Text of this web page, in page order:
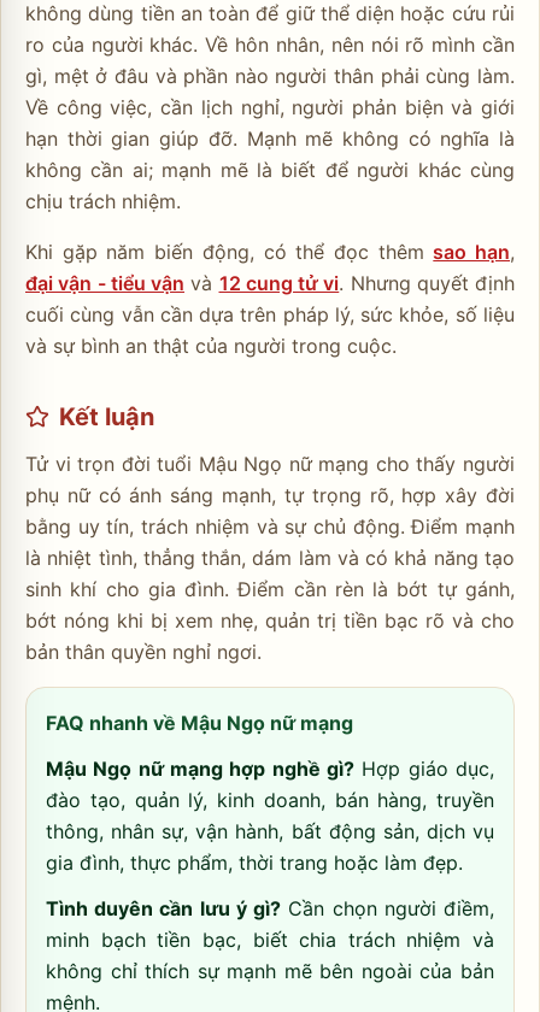
không dùng tiền an toàn để giữ thể diện hoặc cứu rủi
ro của người khác. Về hôn nhân, nên nói rõ mình cần
gì, mệt ở đâu và phần nào người thân phải cùng làm.
Về công việc, cần lịch nghỉ, người phản biện và giới
hạn thời gian giúp đỡ. Mạnh mẽ không có nghĩa là
không cần ai; mạnh mẽ là biết để người khác cùng
chịu trách nhiệm.
Khi gặp năm biến động, có thể đọc thêmsao hạn,
đại vận - tiểu vận và 12 cung tử vi. Nhưng quyết định
cuối cùng vẫn cần dựa trên pháp lý, sức khỏe, số liệu
và sự bình an thật của người trong cuộc.
Kết luận
Tử vi trọn đời tuổi Mậu Ngọ nữ mạng cho thấy người
phụ nữ có ánh sáng mạnh, tự trọng rõ, hợp xây đời
bằng uy tín, trách nhiệm và sự chủ động. Điểm mạnh
là nhiệt tình, thẳng thắn, dám làm và có khả năng tạo
sinh khí cho gia đình. Điểm cần rèn là bớt tự gánh,
bớt nóng khi bị xem nhẹ, quản trị tiền bạc rõ và cho
bản thân quyền nghỉ ngơi.
FAQ nhanh về Mậu Ngọ nữ mạng
Mậu Ngọ nữ mạng hợp nghề gì? Hợp giáo dục,
đào tạo, quản lý, kinh doanh, bán hàng, truyền
thông, nhân sự, vận hành, bất động sản, dịch vụ
gia đình, thực phẩm, thời trang hoặc làm đẹp.
Tình duyên cần lưu ý gì? Cần chọn người điềm,
minh bạch tiền bạc, biết chia trách nhiệm và
không chỉ thích sự mạnh mẽ bên ngoài của bản
mệnh.